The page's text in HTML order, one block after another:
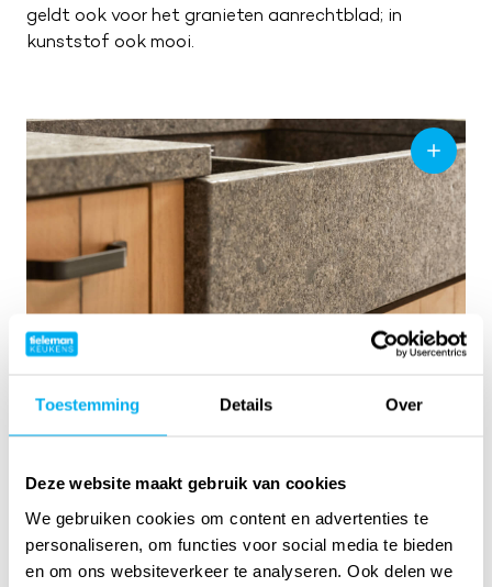
Toestemming Details Over
Deze website maakt gebruik van cookies
We gebruiken cookies om content en advertenties te
personaliseren, om functies voor social media te bieden
en om ons websiteverkeer te analyseren. Ook delen we
geldt ook voor het granieten aanrechtblad; in
kunststof ook mooi.
MODEL KELLER MODERN
FARMHOUSE